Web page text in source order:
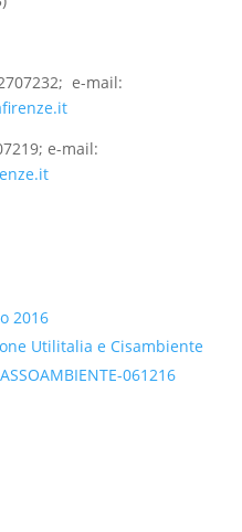
e-mail:
e-mail:
2016
Utilitalia e Cisambiente
061216